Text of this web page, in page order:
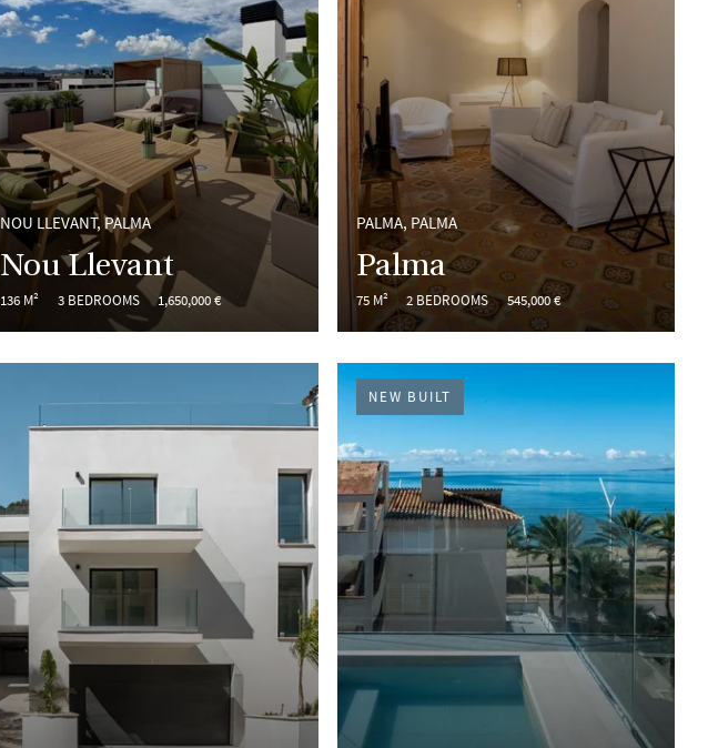
NOU LLEVANT, PALMA
Nou Llevant
136 M² 3 BEDROOMS 1,650,000 €
PALMA, PALMA
Palma
75 M² 2 BEDROOMS 545,000 €
NEW BUILT